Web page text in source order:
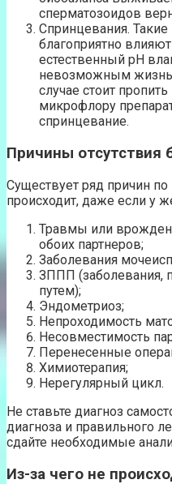
сперматозоидов
Спринцевания.
благоприятно
естественный pH
невозможным жизнь
случае стоит
микрофлору
спринцевание.
Причины отсутствия
Существует ряд причин
происходит, даже если у
Травмы или
обоих партнеров;
Заболевания
ЗППП
путем);
Эндометриоз;
Непроходимость
Несовместимость
Перенесенные
Химиотерапия;
Нерегулярный цикл.
Не ставьте диагноз
диагноза и правильного
сдайте необходимые
Из-за чего не